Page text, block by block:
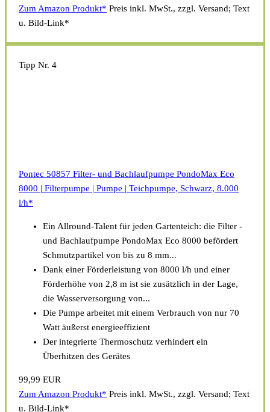
Zum Amazon Produkt* Preis inkl. MwSt., zzgl. Versand; Text
u. Bild-Link*
Tipp Nr. 4
Pontec 50857 Filter- und Bachlaufpumpe PondoMax Eco
8000 | Filterpumpe | Pumpe | Teichpumpe, Schwarz, 8.000
l/h*
Ein Allround-Talent für jeden Gartenteich: die Filter -
und Bachlaufpumpe PondoMax Eco 8000 befördert
Schmutzpartikel von bis zu 8 mm...
Dank einer Förderleistung von 8000 l/h und einer
Förderhöhe von 2,8 m ist sie zusätzlich in der Lage,
die Wasserversorgung von...
Die Pumpe arbeitet mit einem Verbrauch von nur 70
Watt äußerst energieeffizient
Der integrierte Thermoschutz verhindert ein
Überhitzen des Gerätes
99,99 EUR
Zum Amazon Produkt* Preis inkl. MwSt., zzgl. Versand; Text
u. Bild-Link*